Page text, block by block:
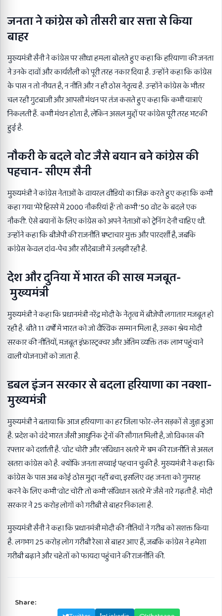
जनता ने कांग्रेस को तीसरी बार सत्ता से किया
बाहर
मुख्यमंत्री सैनी ने कांग्रेस पर सीधा हमला बोलते हुए कहा कि हरियाणा की जनता
ने उनके दावों और कार्यशैली को पूरी तरह नकार दिया है. उन्होंने कहा कि कांग्रेस
के पास न तो नीयत है, न नीति और न ही ठोस नेतृत्व है. उन्होंने कांग्रेस के भीतर
चल रही गुटबाजी और आपसी मंथन पर तंज कसते हुए कहा कि कभी यात्राएं
निकलती हैं. कभी मंथन होता है, लेकिन असल मुद्दों पर कांग्रेस पूरी तरह भटकी
हुई है.
नौकरी के बदले वोट जैसे बयान बने कांग्रेस की
पहचान- सीएम सैनी
मुख्यमंत्री ने कांग्रेस नेताओं के वायरल वीडियो का जिक्र करते हुए कहा कि कभी
कहा गया ‘मेरे हिस्से में 2000 नौकरियां हैं’ तो कभी ’50 वोट के बदले एक
नौकरी’. ऐसे बयानों के लिए कांग्रेस को अपने नेताओं को ट्रेनिंग देनी चाहिए थी.
उन्होंने कहा कि बीजेपी की राजनीति भ्रष्टाचार मुक्त और पारदर्शी है, जबकि
कांग्रेस केवल दांव-पेच और सौदेबाजी में उलझी रही है.
देश और दुनिया में भारत की साख मजबूत-
मुख्यमंत्री
मुख्यमंत्री ने कहा कि प्रधानमंत्रीनरेंद्र मोदीके नेतृत्व में बीजेपी लगातार मजबूत हो
रही है. बीते 11 वर्षों में भारत को जो वैश्विक सम्मान मिला है, उसका श्रेय मोदी
सरकार की नीतियों, मजबूत इंफ्रास्ट्रक्चर और अंतिम व्यक्ति तक लाभ पहुंचाने
वाली योजनाओं को जाता है.
डबल इंजन सरकार से बदला हरियाणा का नक्शा-
मुख्यमंत्री
मुख्यमंत्री ने बताया कि आज हरियाणा का हर जिला फोर-लेन सड़कों से जुड़ा हुआ
है. प्रदेश को वंदे भारत जैसी आधुनिक ट्रेनों की सौगात मिली है, जो विकास की
रफ्तार को दर्शाती है. ‘वोट चोरी’ और ‘संविधान खतरे में’ भ्रम की राजनीति से असल
खतरा कांग्रेस को है. क्योंकि जनता सच्चाई पहचान चुकी है. मुख्यमंत्री ने कहा कि
कांग्रेस के पास अब कोई ठोस मुद्दा नहीं बचा, इसलिए वह जनता को गुमराह
करने के लिए कभी ‘वोट चोरी’ तो कभी ‘संविधान खतरे में’ जैसे नारे गढ़ती है. मोदी
सरकार ने 25 करोड़ लोगों को गरीबी से बाहर निकाला है.
मुख्यमंत्री सैनी ने कहा कि प्रधानमंत्री मोदी की नीतियों ने गरीब को सशक्त किया
है. लगभग 25 करोड़ लोग गरीबी रेखा से बाहर आए हैं, जबकि कांग्रेस ने हमेशा
गरीबी बढ़ाने और चहेतों को फायदा पहुंचाने की राजनीति की.
Share: